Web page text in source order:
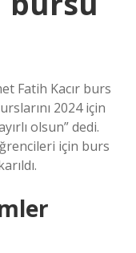
Fatih Kacır burs
2024 için
olsun” dedi.
için burs